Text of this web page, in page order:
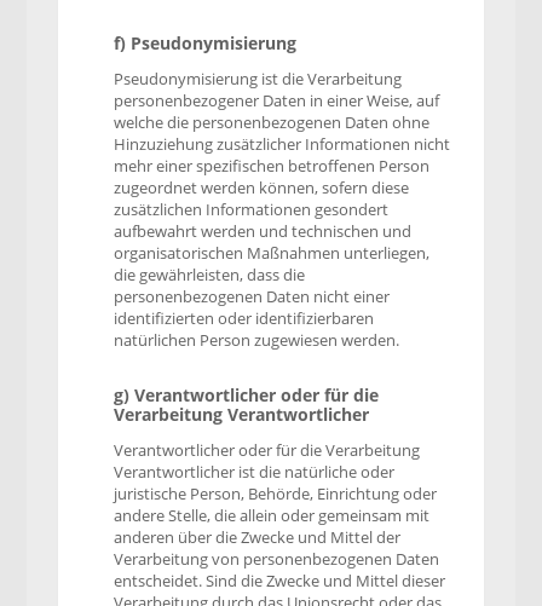
f) Pseudonymisierung
Pseudonymisierung ist die Verarbeitung
personenbezogener Daten in einer Weise, auf
welche die personenbezogenen Daten ohne
Hinzuziehung zusätzlicher Informationen nicht
mehr einer spezifischen betroffenen Person
zugeordnet werden können, sofern diese
zusätzlichen Informationen gesondert
aufbewahrt werden und technischen und
organisatorischen Maßnahmen unterliegen,
die gewährleisten, dass die
personenbezogenen Daten nicht einer
identifizierten oder identifizierbaren
natürlichen Person zugewiesen werden.
g) Verantwortlicher oder für die
Verarbeitung Verantwortlicher
Verantwortlicher oder für die Verarbeitung
Verantwortlicher ist die natürliche oder
juristische Person, Behörde, Einrichtung oder
andere Stelle, die allein oder gemeinsam mit
anderen über die Zwecke und Mittel der
Verarbeitung von personenbezogenen Daten
entscheidet. Sind die Zwecke und Mittel dieser